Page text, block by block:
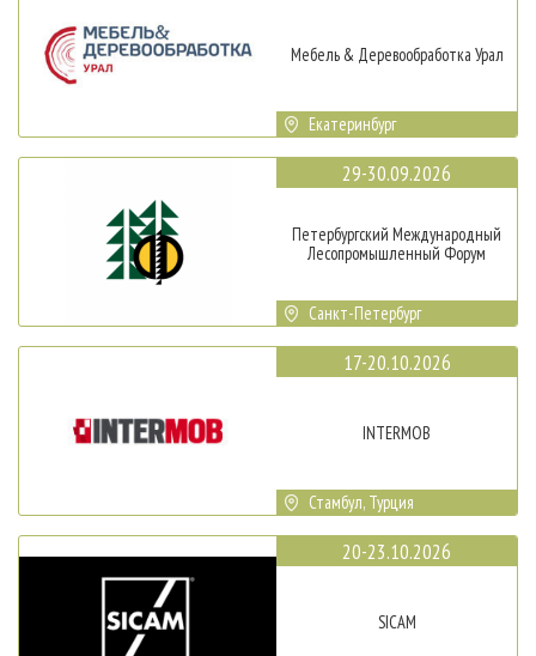
Мебель & Деревообработка Урал
Екатеринбург
29-30.09.2026
Петербургский Международный
Лесопромышленный Форум
Санкт-Петербург
17-20.10.2026
INTERMOB
Стамбул, Турция
20-23.10.2026
SICAM